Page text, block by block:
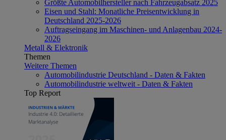
Größte Automobilhersteller nach Fahrzeugabsatz 2025
Eisen und Stahl: Monatliche Preisentwicklung in
Deutschland 2025-2026
Auftragseingang im Maschinen- und Anlagenbau 2024-
2026
Metall & Elektronik
Themen
Weitere Themen
Automobilindustrie Deutschland - Daten & Fakten
Automobilindustrie weltweit - Daten & Fakten
Top Report